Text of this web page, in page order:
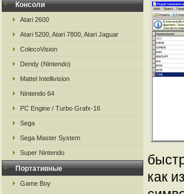
Консоли
Atari 2600
Atari 5200, Atari 7800, Atari Jaguar
ColecoVision
Dendy (Nintendo)
Mattel Intellivision
Nintendo 64
PC Engine / Turbo Grafx-16
Sega
Sega Master System
Super Nintendo
Портативные
Game Boy
как